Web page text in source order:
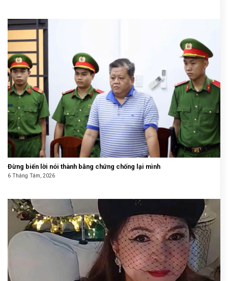
Đừng biến lời nói thành bằng chứng chống lại mình
6 Tháng Tám, 2026